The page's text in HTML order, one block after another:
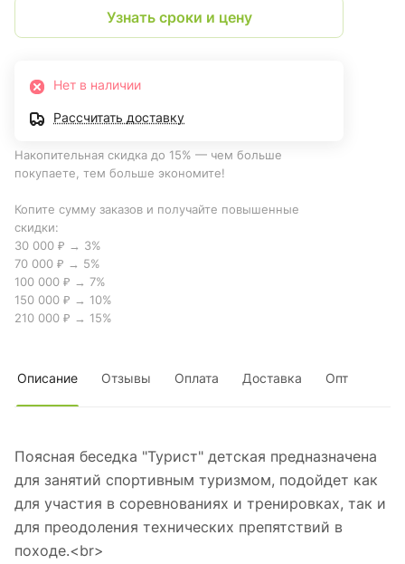
Узнать сроки и цену
Нет в наличии
Рассчитать доставку
Накопительная скидка до 15% — чем больше
покупаете, тем больше экономите!
Копите сумму заказов и получайте повышенные
скидки:
30 000 ₽ → 3%
70 000 ₽ → 5%
100 000 ₽ → 7%
150 000 ₽ → 10%
210 000 ₽ → 15%
Описание Отзывы Оплата Доставка Опт
Поясная беседка "Турист" детская предназначена
для занятий спортивным туризмом, подойдет как
для участия в соревнованиях и тренировках, так и
для преодоления технических препятствий в
походе.<br>